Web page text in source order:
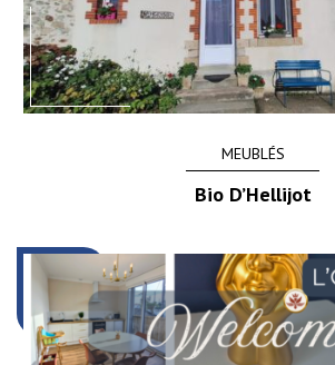
MEUBLÉS
Bio D’Hellijot